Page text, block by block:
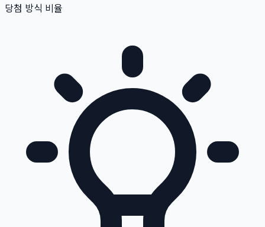
당첨 방식 비율